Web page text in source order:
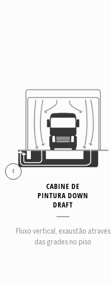
CABINE DE
PINTURA DOWN
DRAFT
Fluxo vertical, exaustão através
das grades no piso
‹